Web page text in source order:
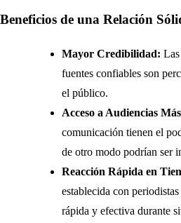
Beneficios de una Relación
Mayor Credibilidad:
fuentes confiables son
el público.
Acceso a Audiencias
comunicación tienen el
de otro modo podrían ser
Reacción Rápida en
establecida con
rápida y efectiva durante